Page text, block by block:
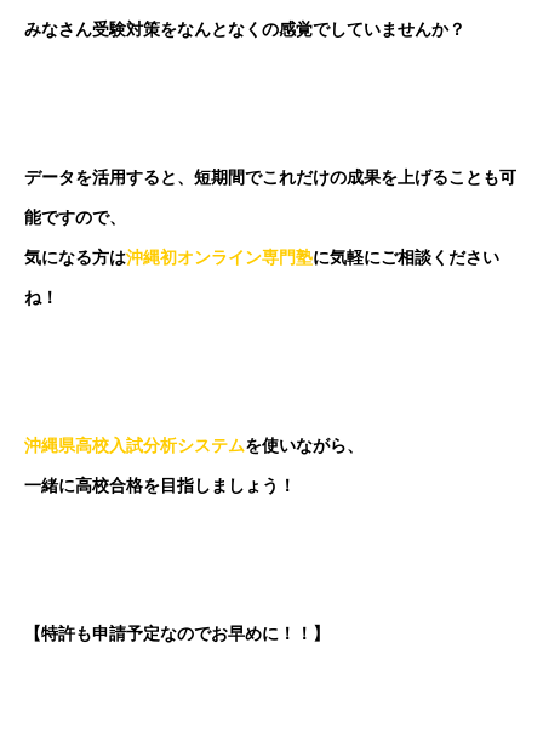
みなさん受験対策をなんとなくの感覚でしていませんか？
データを活用すると、短期間でこれだけの成果を上げることも可
能ですので、
気になる方は沖縄初オンライン専門塾に気軽にご相談ください
ね！
沖縄県高校入試分析システムを使いながら、
一緒に高校合格を目指しましょう！
【特許も申請予定なのでお早めに！！】